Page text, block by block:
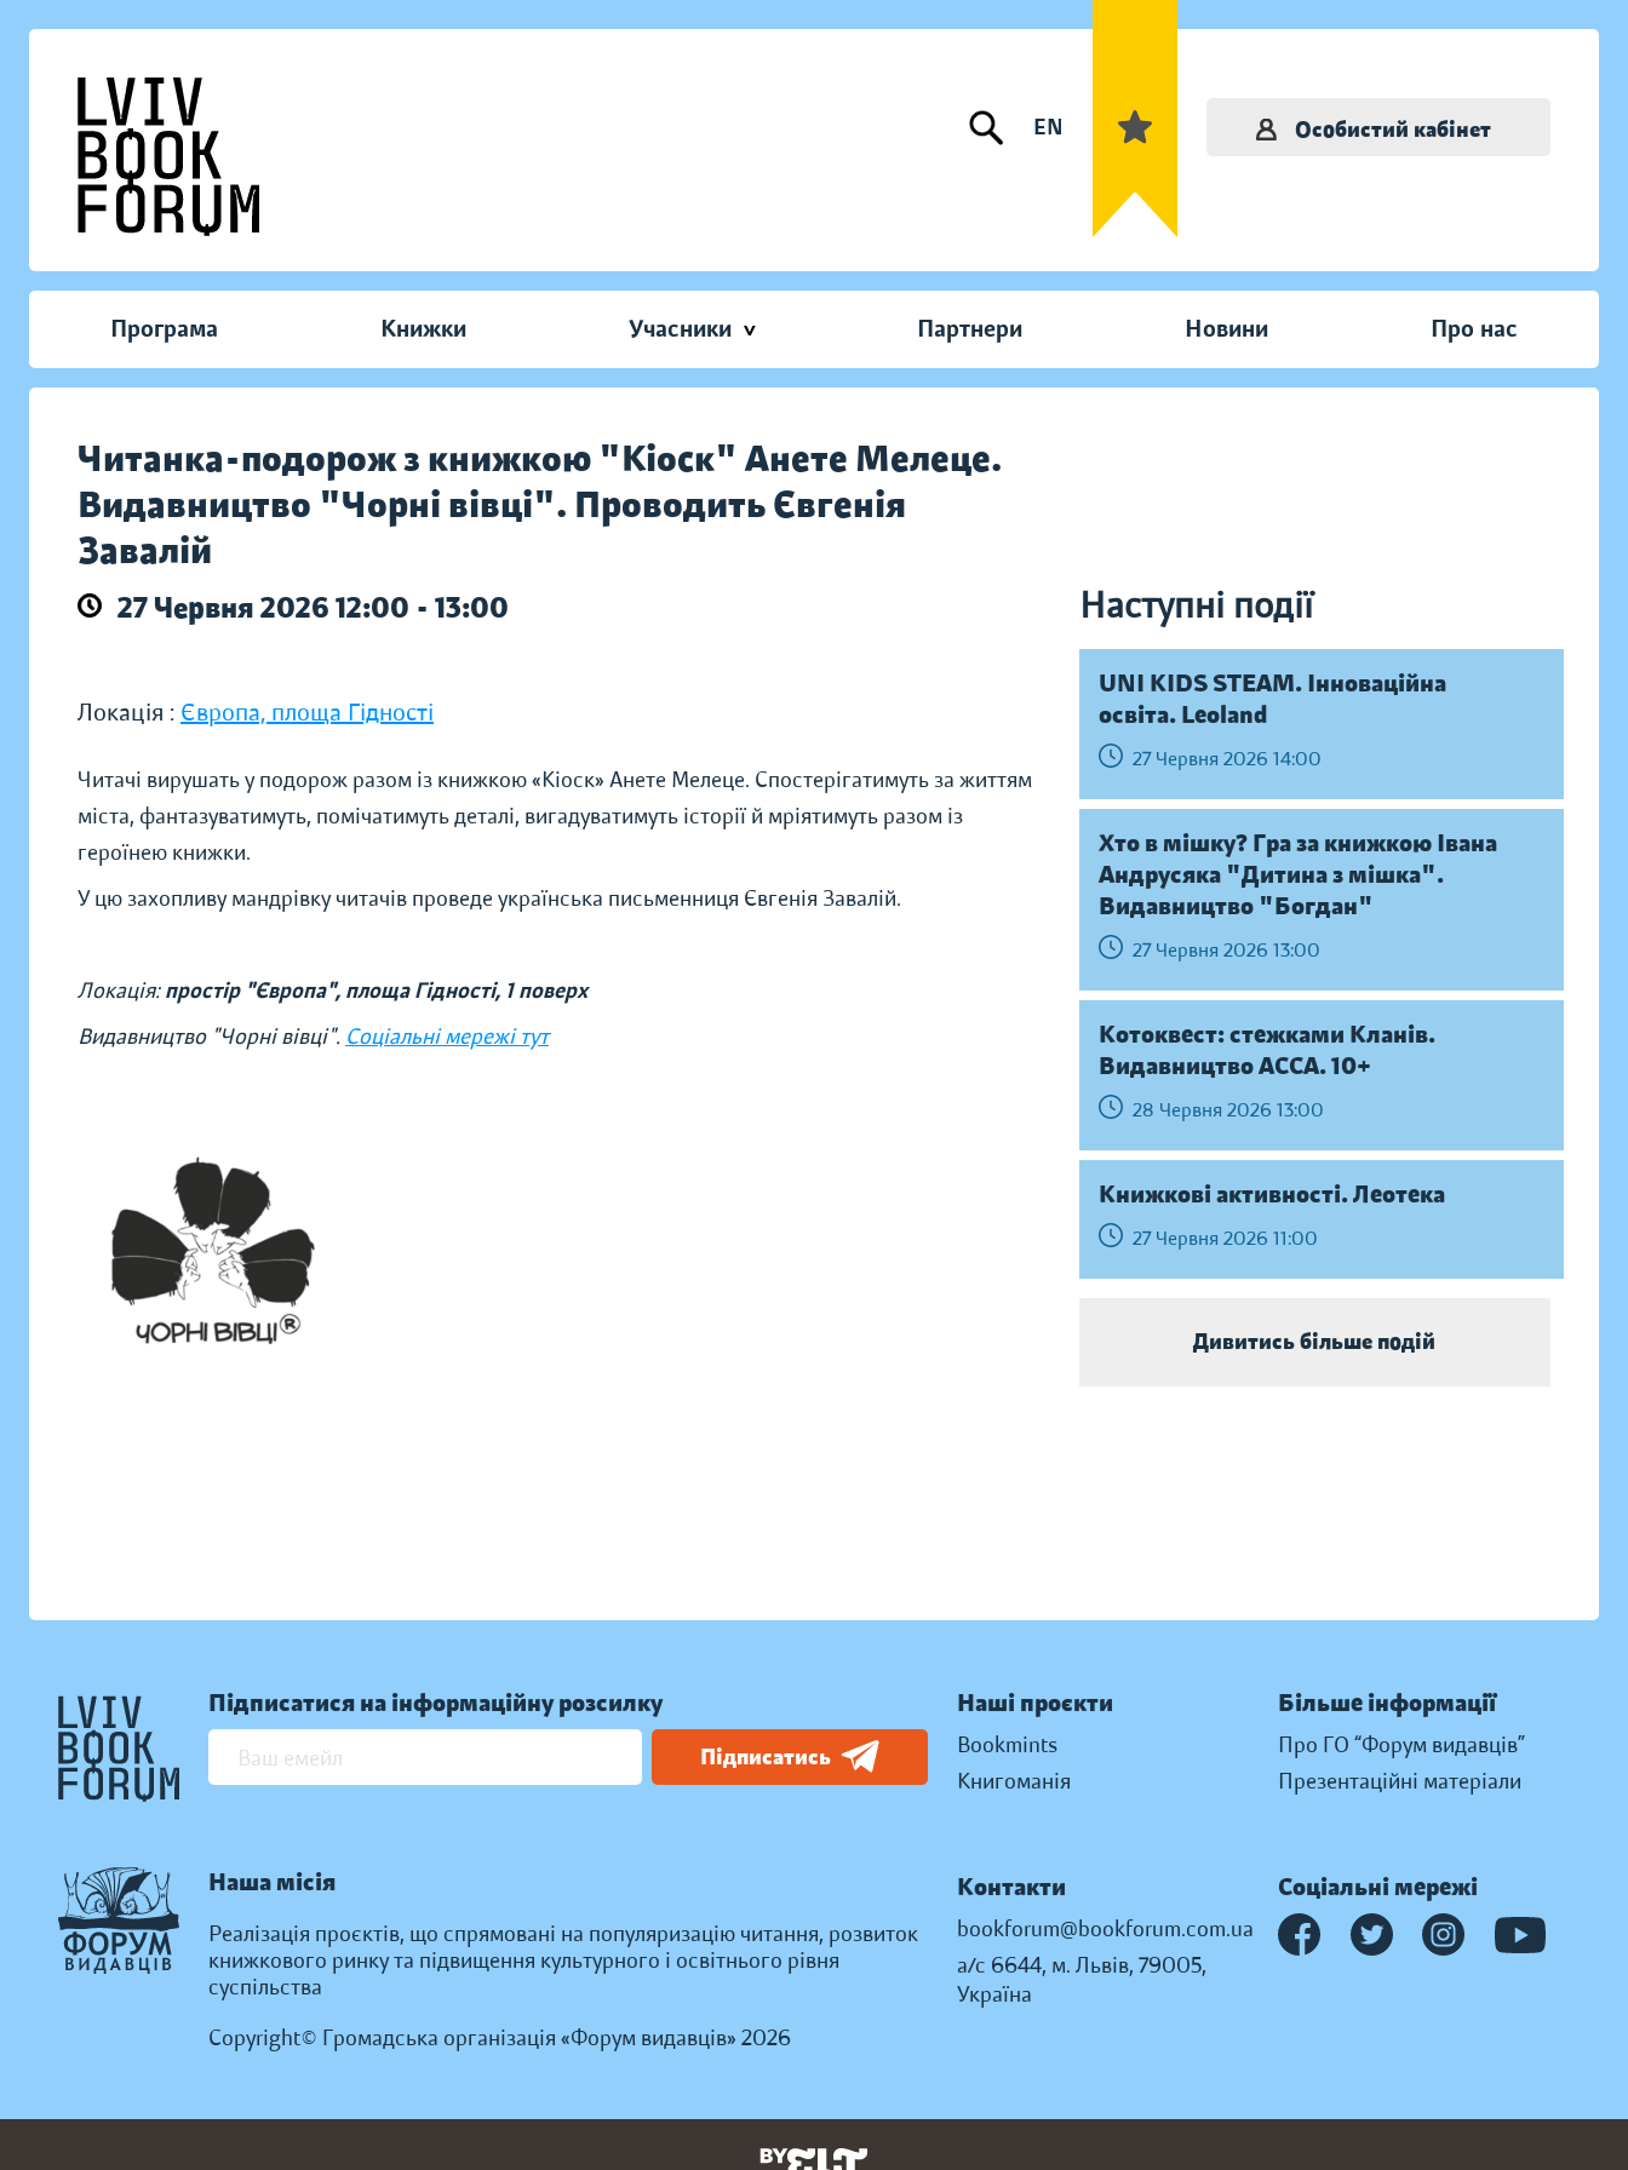
EN Особистий кабінет
Програма Книжки Учасники Партнери Новини Про нас
Читанка-подорож з книжкою "Кіоск" Анете Мелеце.
Видавництво "Чорні вівці". Проводить Євгенія
Завалій
27 Червня 2026 12:00 - 13:00 Наступні події
Локація : Європа, площа Гідності
Читачі вирушать у подорож разом із книжкою «Кіоск» Анете Мелеце. Спостерігатимуть за життям
міста, фантазуватимуть, помічатимуть деталі, вигадуватимуть історії й мріятимуть разом із
героїнею книжки.
У цю захопливу мандрівку читачів проведе українська письменниця Євгенія Завалій.
Локація:простір "Європа", площа Гідності, 1 поверх
Видавництво "Чорні вівці". Соціальні мережі тут
UNI KIDS STEAM. Інноваційна
освіта. Leoland
27 Червня 2026 14:00
Хто в мішку? Гра за книжкою Івана
Андрусяка "Дитина з мішка".
Видавництво "Богдан"
27 Червня 2026 13:00
Котоквест: стежками Кланів.
Видавництво АССА. 10+
28 Червня 2026 13:00
Книжкові активності. Леотека
27 Червня 2026 11:00
Дивитись більше подій
Підписатися на інформаційну розсилку
Підписатись
Наша місія
Реалізація проєктів, що спрямовані на популяризацію читання, розвиток
книжкового ринку та підвищення культурного і освітнього рівня
суспільства
Copyright© Громадська організація «Форум видавців» 2026
Наші проєкти
Bookmints
Книгоманія
Більше інформації
Про ГО “Форум видавців”
Презентаційні матеріали
Контакти
bookforum@bookforum.com.ua
а/с 6644, м. Львів, 79005,
Україна
Соціальні мережі